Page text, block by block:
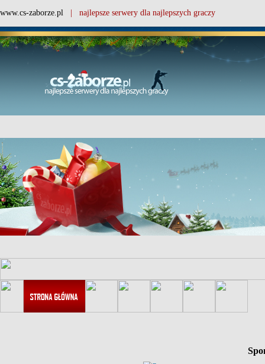
www.cs-zaborze.pl | najlepsze serwery dla najlepszych graczy